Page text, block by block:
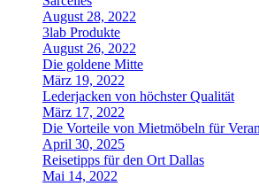
August 28, 2022
3lab Produkte
August 26, 2022
Die goldene Mitte
März 19, 2022
Lederjacken von höchster Qualität
März 17, 2022
Die Vorteile von Mietmöbeln für
April 30, 2025
Reisetipps für den Ort Dallas
Mai 14, 2022